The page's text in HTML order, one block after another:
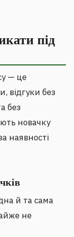
під
— це
відгуки без
без
новачку
наявності
й та сама
не